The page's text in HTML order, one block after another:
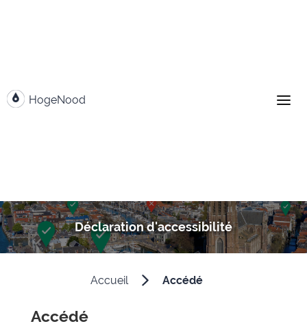
HogeNood
Déclaration d'accessibilité
Accueil Accédé
Accédé